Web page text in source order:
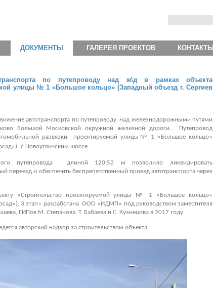
ДОКУМЕНТЫ ГАЛЕРЕЯ ПРОЕКТОВ КОНТАКТЫ
по путепроводу над ж\д в рамках объекта
улицы № 1 «Большое кольцо» (Западный объезд г. Сергиев
автотранспорта по путепроводу над железнодорожными путями
Большой Московской окружной железной дороги. Путепровод
развязки проектируемой улицы№ 1 «Большое кольцо»
с Новоугличским шоссе.
путепровода длиной 120,52 м позволило ликвидировать
и обеспечить беспрепятственный проезд автотранспорта через
«Строительство проектируемой улицы № 1 «Большое кольцо»
3 этап» разработана ООО «ИДМП» под руководством заместителя
ГИПов М. Степанова, Т. Бабаева и С. Кузнецова в 2017 году.
авторский надзор за строительством объекта.